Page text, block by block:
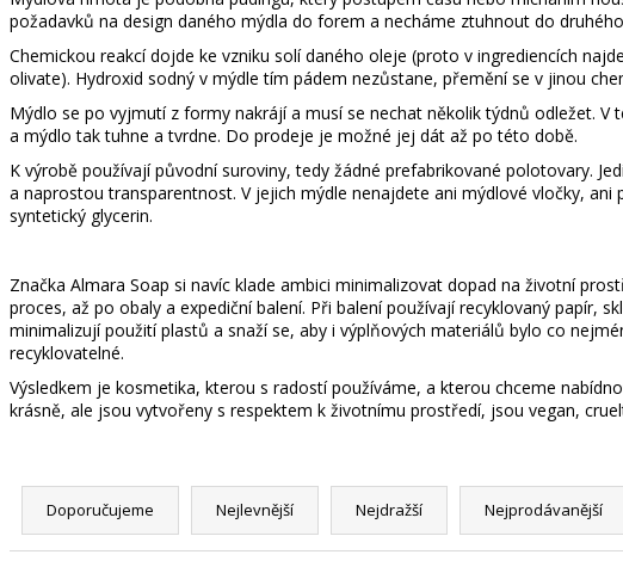
požadavků na design daného mýdla do forem a necháme ztuhnout do
Chemickou reakcí dojde ke vzniku solí daného oleje (proto v ingrediencích
olivate). Hydroxid sodný v mýdle tím pádem nezůstane, přemění se v jinou
Mýdlo se po vyjmutí z formy nakrájí a musí se nechat několik týdnů odležet. V
a mýdlo tak tuhne a tvrdne. Do prodeje je možné jej dát až po této době.
K výrobě používají původní suroviny, tedy žádné prefabrikované polotovary.
a naprostou transparentnost. V jejich mýdle nenajdete ani mýdlové vločky, ani
syntetický glycerin.
Značka Almara Soap si navíc klade ambici minimalizovat dopad na životní
proces, až po obaly a expediční balení. Při balení používají recyklovaný papír,
minimalizují použití plastů a snaží se, aby i výplňových materiálů bylo co
recyklovatelné.
Výsledkem je kosmetika, kterou s radostí používáme, a kterou chceme
krásně, ale jsou vytvořeny s respektem k životnímu prostředí, jsou vegan,
Ř
z
Doporučujeme Nejlevnější Nejdražší Nejprodávanější
59 Kč
299 Kč